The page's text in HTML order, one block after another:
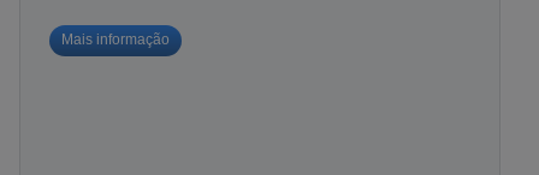
Mais informação